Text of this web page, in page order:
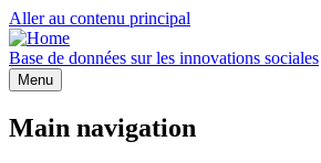
Aller au contenu principal
Base de données sur les innovations sociales
Menu
Main navigation